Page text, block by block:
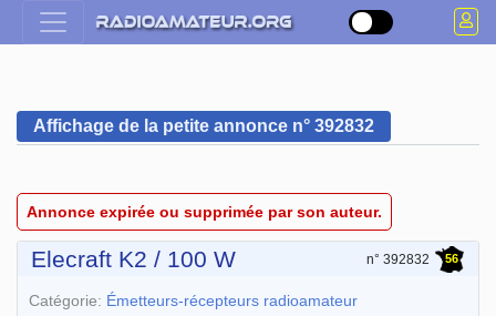
Affichage de la petite annonce n° 392832
Annonce expirée ou supprimée par son auteur.
Elecraft K2 / 100 W n° 392832 56
Catégorie: Émetteurs-récepteurs radioamateur